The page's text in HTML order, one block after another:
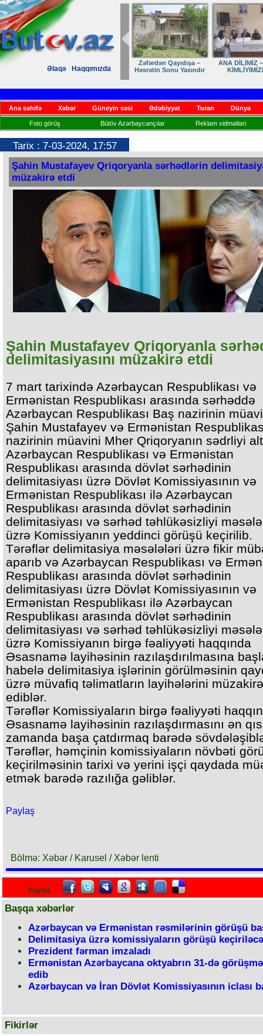
Əlaqə Haqqımızda
Zəfərdən Qayıdışa –
Həsrətin Sonu Yaxındır
ANA DİLİMİZ
Ana səhifə Xəbər Güneyin səsi Ədəbiyyat Turan Dünya
Foto görüş Bütöv Azərbaycançılar Reklam xidmətləri
Tarix : 7-03-2024, 17:57
Şahin Mustafayev Qriqoryanla sərhədlərin
müzakirə etdi
Şahin Mustafayev Qriqoryanla
delimitasiyasını müzakirə etdi
7 mart tarixində Azərbaycan Respublikası və
Ermənistan Respublikası arasında sərhəddə
Azərbaycan Respublikası Baş nazirinin
Şahin Mustafayev və Ermənistan
nazirinin müavini Mher Qriqoryanın sədrliyi
Azərbaycan Respublikası və Ermənistan
Respublikası arasında dövlət sərhədinin
delimitasiyası üzrə Dövlət Komissiyasının və
Ermənistan Respublikası ilə Azərbaycan
Respublikası arasında dövlət sərhədinin
delimitasiyası və sərhəd təhlükəsizliyi
üzrə Komissiyanın yeddinci görüşü keçirilib.
Tərəflər delimitasiya məsələləri üzrə fikir
aparıb və Azərbaycan Respublikası və
Respublikası arasında dövlət sərhədinin
delimitasiyası üzrə Dövlət Komissiyasının və
Ermənistan Respublikası ilə Azərbaycan
Respublikası arasında dövlət sərhədinin
delimitasiyası və sərhəd təhlükəsizliyi
üzrə Komissiyanın birgə fəaliyyəti haqqında
Əsasnamə layihəsinin razılaşdırılmasına
habelə delimitasiya işlərinin görülməsinin
üzrə müvafiq təlimatların layihələrini müzakirə
ediblər.
Tərəflər Komissiyaların birgə fəaliyyəti
Əsasnamə layihəsinin razılaşdırmasını ən
zamanda başa çatdırmaq barədə
Tərəflər, həmçinin komissiyaların növbəti
keçirilməsinin tarixi və yerini işçi qaydada
etmək barədə razılığa gəliblər.
Paylaş
Bölmə: Xəbər / Karusel / Xəbər lenti
Paylaş
Başqa xəbərlər
Azərbaycan və Ermənistan rəsmilərinin görüşü
Delimitasiya üzrə komissiyaların görüşü
Prezident fərman imzaladı
Ermənistan Azərbaycana oktyabrın 31-də
edib
Azərbaycan və İran Dövlət Komissiyasının iclası
Fikirlər